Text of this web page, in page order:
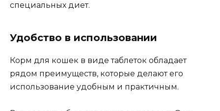
специальных диет.
Удобство в использовании
Корм для кошек в виде таблеток обладает
рядом преимуществ, которые делают его
использование удобным и практичным.